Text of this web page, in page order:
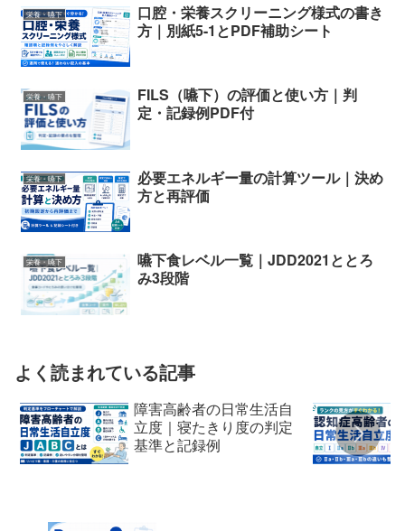
栄養・嚥下
口腔・栄養スクリーニング様式の書き
方｜別紙5-1とPDF補助シート
栄養・嚥下
FILS（嚥下）の評価と使い方｜判
定・記録例PDF付
栄養・嚥下
必要エネルギー量の計算ツール｜決め
方と再評価
栄養・嚥下
嚥下食レベル一覧｜JDD2021ととろ
み3段階
よく読まれている記事
障害高齢者の日常生活自
立度｜寝たきり度の判定
基準と記録例